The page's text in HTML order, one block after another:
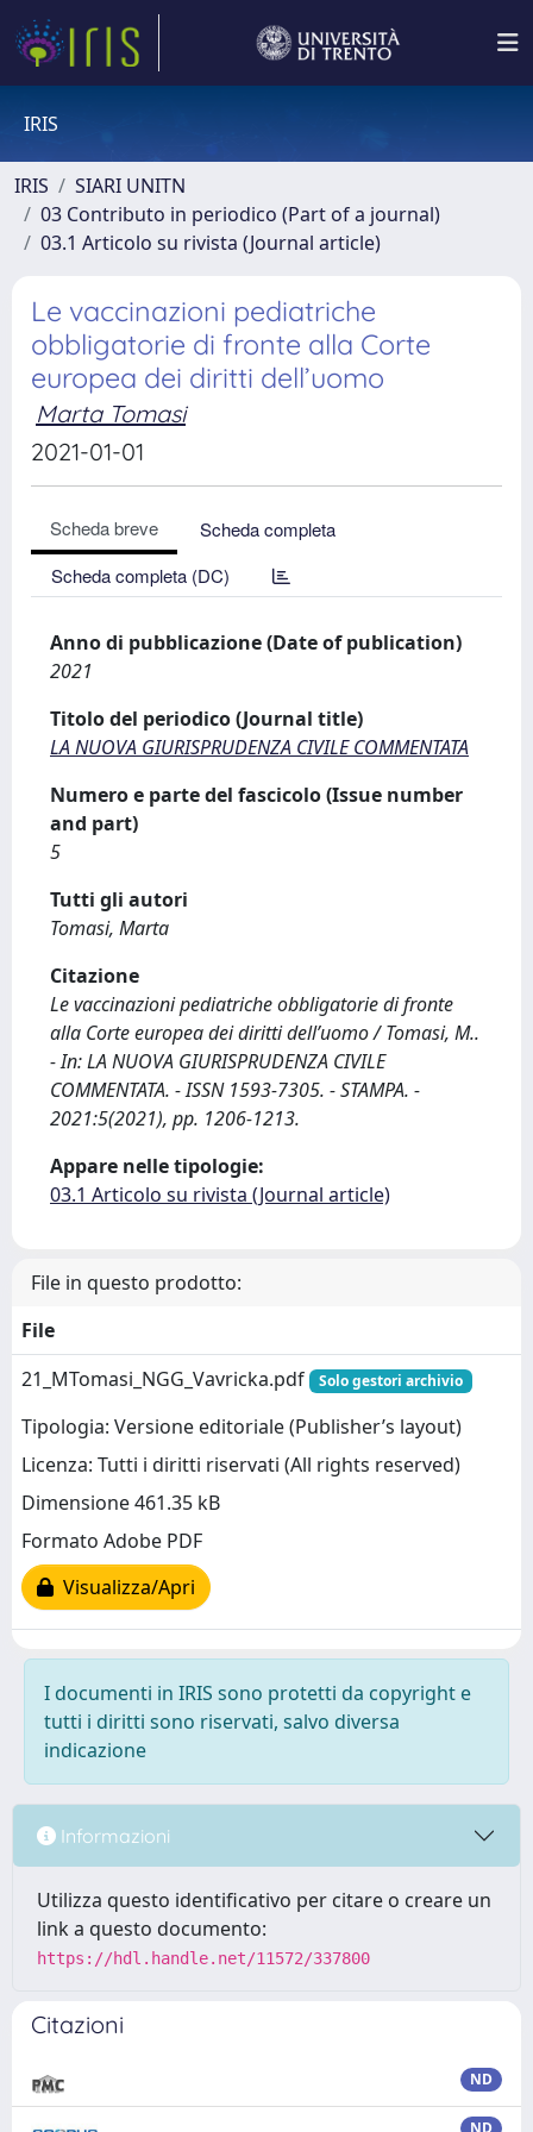
IRIS
IRIS
SIARI UNITN
03 Contributo in periodico (Part of a journal)
03.1 Articolo su rivista (Journal article)
Le vaccinazioni pediatriche
obbligatorie di fronte alla Corte
europea dei diritti dell’uomo
Marta Tomasi
2021-01-01
Scheda breve
Scheda completa
Scheda completa (DC)
Anno di pubblicazione (Date of publication)
2021
Titolo del periodico (Journal title)
LA NUOVA GIURISPRUDENZA CIVILE COMMENTATA
Numero e parte del fascicolo (Issue number
and part)
5
Tutti gli autori
Tomasi, Marta
Citazione
Le vaccinazioni pediatriche obbligatorie di fronte
alla Corte europea dei diritti dell’uomo / Tomasi, M..
- In: LA NUOVA GIURISPRUDENZA CIVILE
COMMENTATA. - ISSN 1593-7305. - STAMPA. -
2021:5(2021), pp. 1206-1213.
Appare nelle tipologie:
03.1 Articolo su rivista (Journal article)
File in questo prodotto:
File
21_MTomasi_NGG_Vavricka.pdf
Solo gestori archivio
Tipologia: Versione editoriale (Publisher’s layout)
Licenza: Tutti i diritti riservati (All rights reserved)
Dimensione 461.35 kB
Formato Adobe PDF
Visualizza/Apri
I documenti in IRIS sono protetti da copyright e
tutti i diritti sono riservati, salvo diversa
indicazione
Informazioni
Utilizza questo identificativo per citare o creare un
link a questo documento:
https://hdl.handle.net/11572/337800
Citazioni
ND